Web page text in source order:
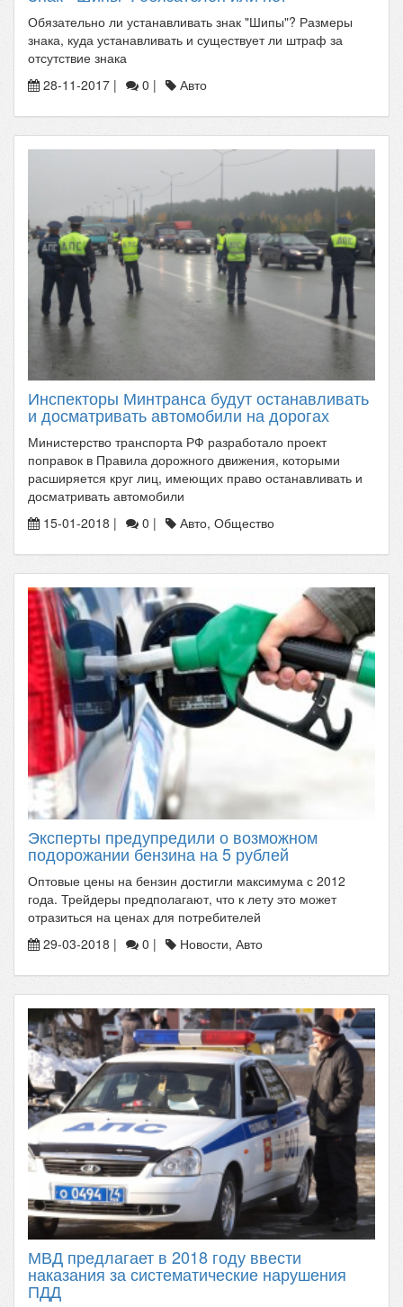
Обязательно ли устанавливать знак "Шипы"? Размеры
знака, куда устанавливать и существует ли штраф за
отсутствие знака
28-11-2017 |
0 | Авто
Инспекторы Минтранса будут останавливать
и досматривать автомобили на дорогах
Министерство транспорта РФ разработало проект
поправок в Правила дорожного движения, которыми
расширяется круг лиц, имеющих право останавливать и
досматривать автомобили
15-01-2018 |
0 | Авто, Общество
Эксперты предупредили о возможном
подорожании бензина на 5 рублей
Оптовые цены на бензин достигли максимума с 2012
года. Трейдеры предполагают, что к лету это может
отразиться на ценах для потребителей
29-03-2018 |
0 | Новости, Авто
МВД предлагает в 2018 году ввести
наказания за систематические нарушения
ПДД